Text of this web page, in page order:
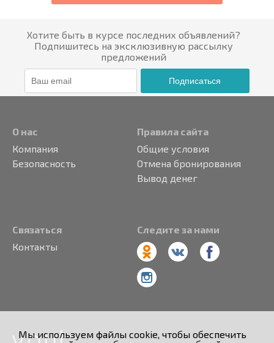
Мы используем файлы cookie, чтобы обеспечить
Хотите быть в курсе последних объявлений?
Подпишитесь на эксклюзивную рассылку
предложений
Подписаться
О нас
Компания
Безопасность
Правила сайта
Общие условия
Отмена бронирования
Вывод денег
Связаться
Контакты
Следите за нами